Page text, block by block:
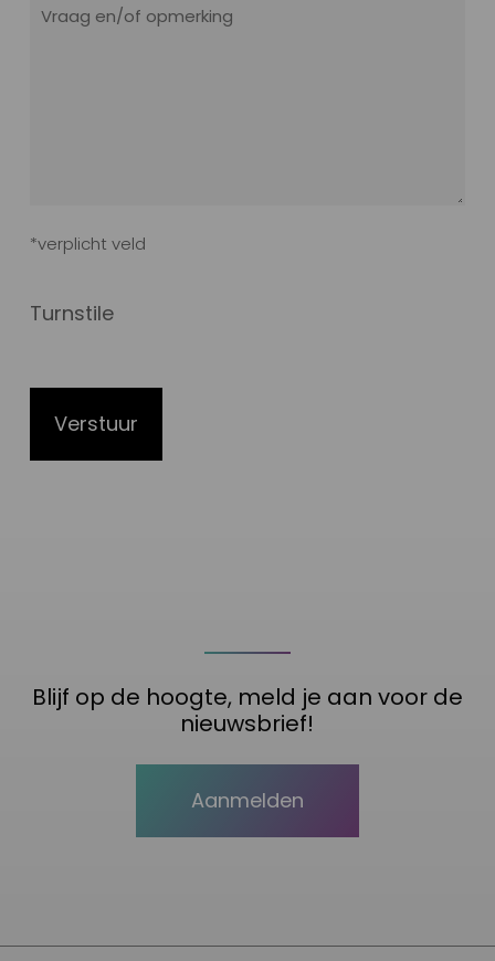
Vraag
*verplicht veld
Turnstile
Blijf op de hoogte, meld je aan voor de
nieuwsbrief!
Aanmelden